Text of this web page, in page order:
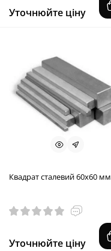
Уточнюйте ціну
Квадрат сталевий 60х60 мм
Уточнюйте ціну